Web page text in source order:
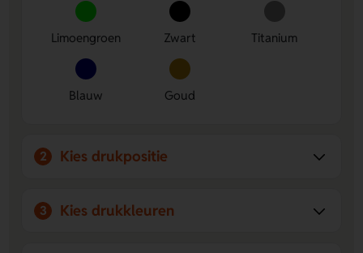
Limoengroen Zwart Titanium
Blauw Goud
2 Kies drukpositie
3 Kies drukkleuren